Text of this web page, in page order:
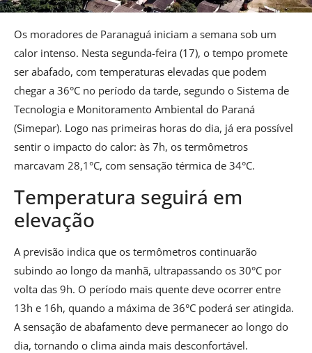
Os moradores de Paranaguá iniciam a semana sob um
calor intenso. Nesta segunda-feira (17), o tempo promete
ser abafado, com temperaturas elevadas que podem
chegar a 36°C no período da tarde, segundo o Sistema de
Tecnologia e Monitoramento Ambiental do Paraná
(Simepar). Logo nas primeiras horas do dia, já era possível
sentir o impacto do calor: às 7h, os termômetros
marcavam 28,1°C, com sensação térmica de 34°C.
Temperatura seguirá em
elevação
A previsão indica que os termômetros continuarão
subindo ao longo da manhã, ultrapassando os 30°C por
volta das 9h. O período mais quente deve ocorrer entre
13h e 16h, quando a máxima de 36°C poderá ser atingida.
A sensação de abafamento deve permanecer ao longo do
dia, tornando o clima ainda mais desconfortável.